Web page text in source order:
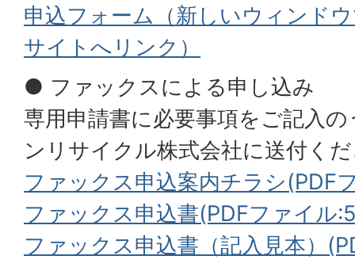
申込フォーム（新しいウィンド
サイトへリンク）
● ファックスによる申し込み
専用申請書に必要事項をご記入
ンリサイクル株式会社に送付く
ファックス申込案内チラシ(PDF
ファックス申込書(PDFファイル
ファックス申込書（記入見本）